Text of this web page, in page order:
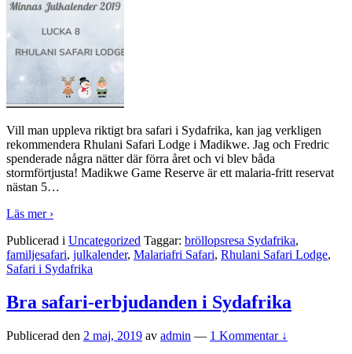
Vill man uppleva riktigt bra safari i Sydafrika, kan jag verkligen
rekommendera Rhulani Safari Lodge i Madikwe. Jag och Fredric
spenderade några nätter där förra året och vi blev båda
stormförtjusta! Madikwe Game Reserve är ett malaria-fritt reservat
nästan 5…
Läs mer ›
Publicerad i Uncategorized Taggar: bröllopsresa Sydafrika,
familjesafari, julkalender, Malariafri Safari, Rhulani Safari Lodge,
Safari i Sydafrika
Bra safari-erbjudanden i Sydafrika
Publicerad den 2 maj, 2019 av admin — 1 Kommentar ↓